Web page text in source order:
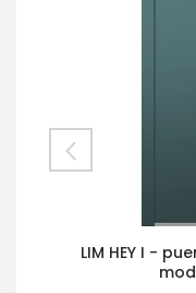
LIM HEY I -